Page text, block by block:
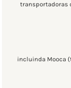
transportadoras
incluinda Mooca